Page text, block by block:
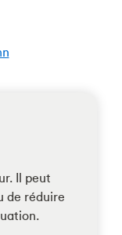
Il peut
de réduire